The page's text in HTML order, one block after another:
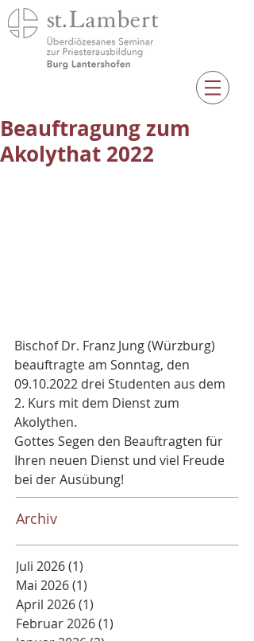
Beauftragung zum
Akolythat 2022
Bischof Dr. Franz Jung (Würzburg)
beauftragte am Sonntag, den
09.10.2022 drei Studenten aus dem
2. Kurs mit dem Dienst zum
Akolythen.
Gottes Segen den Beauftragten für
Ihren neuen Dienst und viel Freude
bei der Ausübung!
Archiv
Juli 2026(1)
Mai 2026(1)
April 2026(1)
Februar 2026(1)